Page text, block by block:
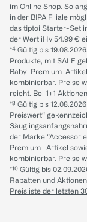
im Online Shop.
in der BIPA Filiale
das tiptoi Starter-Set
der Wert iHv 54.99 €
*⁴ Gültig bis
Produkte, mit SALE
Baby-Premium-
kombinierbar. Preise
reicht. Bei 1+1
*⁸ Gültig bis
Preiswert“
der Marke
Premium- Artikel
kombinierbar. Preise
*¹⁰ Gültig bis
Rabatten und
Preisliste der letzten